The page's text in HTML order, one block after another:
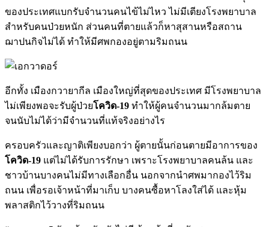
ของประเทศแบกรับจำนวนคนไข้ไม่ไหว ไม่มีเตียงโรงพยาบาล
สำหรับคนป่วยหนัก ส่วนคนที่ตายแล้วก็หาสุสานหรือสถาน
ฌาปนกิจไม่ได้ ทำให้มีศพกองอยู่ตามริมถนน
อีกทั้ง เมืองกวายากีล เมืองใหญ่ที่สุดของประเทศ มีโรงพยาบาล
ไม่เพียงพอจะรับผู้ป่วยโควิด-19 ทำให้ผู้คนจำนวนมากล้มตาย
จนนับไม่ได้ว่ามีจำนวนที่แท้จริงอย่างไร
ครอบครัวและญาติเพียงบอกว่า ผู้ตายนั้นก่อนตายมีอาการของ
โควิด-19 แต่ไม่ได้รับการรักษา เพราะโรงพยาบาลคนล้น และ
ชาวบ้านบางคนไม่มีทางเลือกอื่น นอกจากนำศพมากองไว้ริม
ถนน เพื่อรอเจ้าหน้าที่มาเก็บ บางคนซื้อหาโลงใส่ได้ และหุ้ม
พลาสติกไว้วางที่ริมถนน